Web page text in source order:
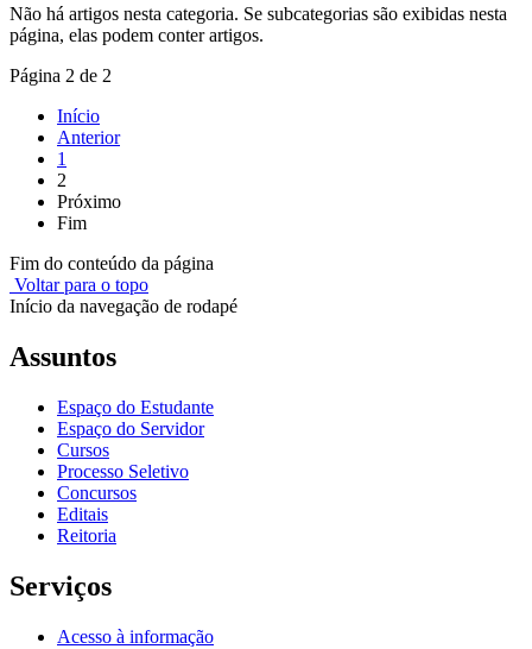
Não há artigos nesta categoria. Se subcategorias são exibidas nesta
página, elas podem conter artigos.
Página 2 de 2
Início
Anterior
1
2
Próximo
Fim
Fim do conteúdo da página
Voltar para o topo
Início da navegação de rodapé
Assuntos
Espaço do Estudante
Espaço do Servidor
Cursos
Processo Seletivo
Concursos
Editais
Reitoria
Serviços
Acesso à informação